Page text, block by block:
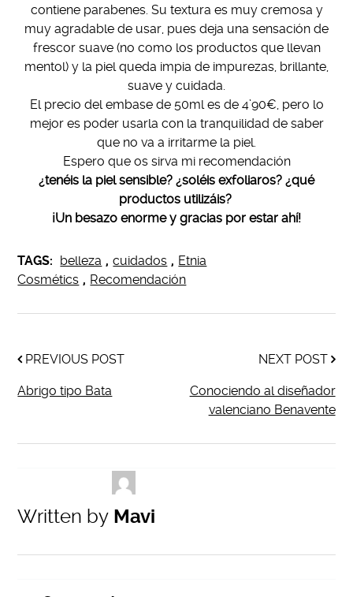
contiene parabenes. Su textura es muy cremosa y
muy agradable de usar, pues deja una sensación de
frescor suave (no como los productos que llevan
mentol) y la piel queda impia de impurezas, brillante,
suave y cuidada.
El precio del embase de 50ml es de 4’90€, pero lo
mejor es poder usarla con la tranquilidad de saber
que no va a irritarme la piel.
Espero que os sirva mi recomendación
¿tenéis la piel sensible? ¿soléis exfoliaros? ¿qué
productos utilizáis?
¡Un besazo enorme y gracias por estar ahí!
TAGS: belleza , cuidados , Etnia
Cosmétics , Recomendación
PREVIOUS POST
Abrigo tipo Bata
NEXT POST
Conociendo al diseñador
valenciano Benavente
Written by Mavi